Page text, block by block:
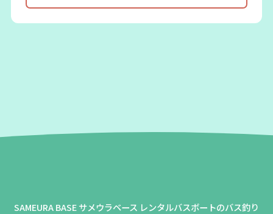
SAMEURA BASE サメウラベース レンタルバスボートのバス釣り